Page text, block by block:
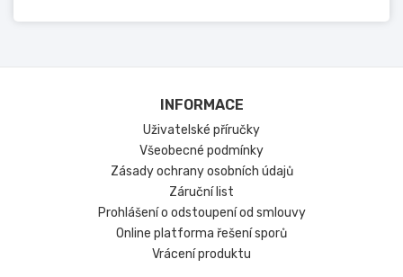
INFORMACE
Uživatelské příručky
Všeobecné podmínky
Zásady ochrany osobních údajů
Záruční list
Prohlášení o odstoupení od smlouvy
Online platforma řešení sporů
Vrácení produktu